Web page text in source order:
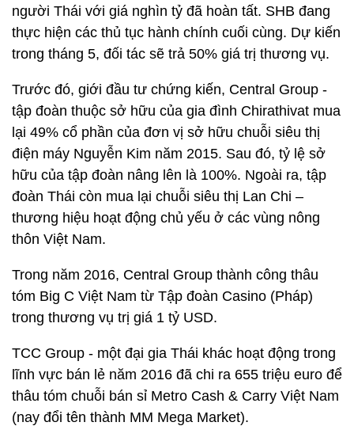
người Thái với giá nghìn tỷ đã hoàn tất. SHB đang
thực hiện các thủ tục hành chính cuối cùng. Dự kiến
trong tháng 5, đối tác sẽ trả 50% giá trị thương vụ.
Trước đó, giới đầu tư chứng kiến, Central Group -
tập đoàn thuộc sở hữu của gia đình Chirathivat mua
lại 49% cổ phần của đơn vị sở hữu chuỗi siêu thị
điện máy Nguyễn Kim năm 2015. Sau đó, tỷ lệ sở
hữu của tập đoàn nâng lên là 100%. Ngoài ra, tập
đoàn Thái còn mua lại chuỗi siêu thị Lan Chi –
thương hiệu hoạt động chủ yếu ở các vùng nông
thôn Việt Nam.
Trong năm 2016, Central Group thành công thâu
tóm Big C Việt Nam từ Tập đoàn Casino (Pháp)
trong thương vụ trị giá 1 tỷ USD.
TCC Group - một đại gia Thái khác hoạt động trong
lĩnh vực bán lẻ năm 2016 đã chi ra 655 triệu euro để
thâu tóm chuỗi bán sỉ Metro Cash & Carry Việt Nam
(nay đổi tên thành MM Mega Market).